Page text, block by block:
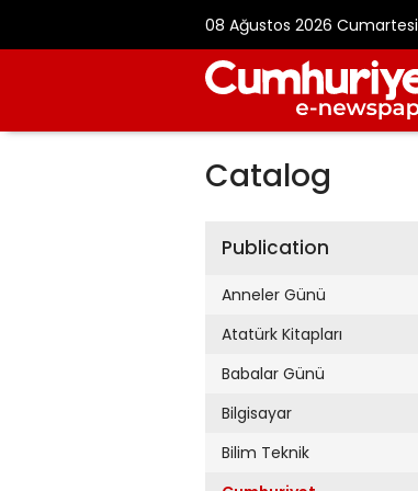
08 Ağustos 2026 Cumartesi
Catalog
Publication
Anneler Günü
Atatürk Kitapları
Babalar Günü
Bilgisayar
Bilim Teknik